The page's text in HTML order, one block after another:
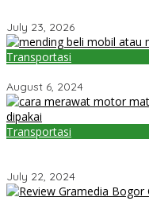
July 23, 2026
Transportasi
August 6, 2024
Transportasi
July 22, 2024